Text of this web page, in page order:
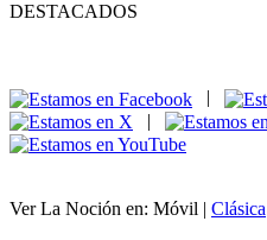
DESTACADOS
|
Ver La Noción en: Móvil | Clásica